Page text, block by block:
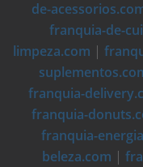
de-
franquia-de-
limpeza.com |
franquia-
franquia-
franquia-
beleza.com |